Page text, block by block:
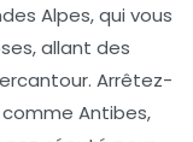
Alpes, qui vous
allant des
Arrêtez-
Antibes,